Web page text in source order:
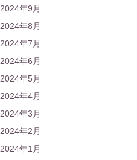
2024年9月
2024年8月
2024年7月
2024年6月
2024年5月
2024年4月
2024年3月
2024年2月
2024年1月